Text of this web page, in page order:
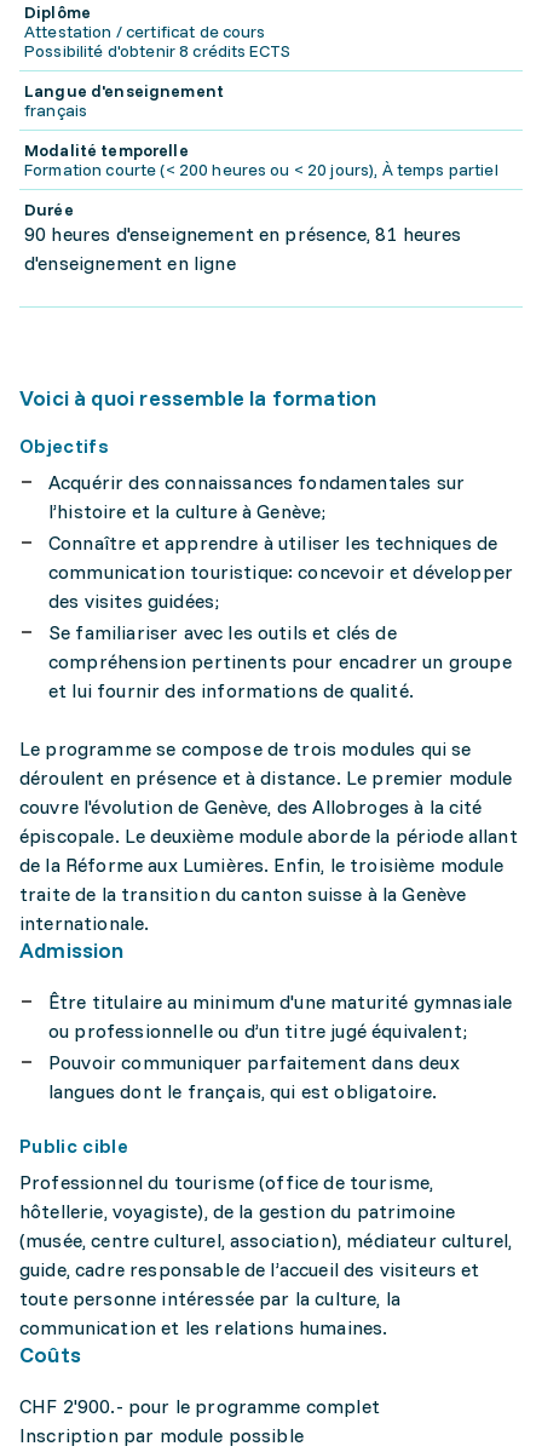
Diplôme
Attestation / certificat de cours
Possibilité d'obtenir 8 crédits ECTS
Langue d'enseignement
français
Modalité temporelle
Formation courte (< 200 heures ou < 20 jours), À temps partiel
Durée
90 heures d'enseignement en présence, 81 heures
d'enseignement en ligne
Voici à quoi ressemble la formation
Objectifs
Acquérir des connaissances fondamentales sur
l’histoire et la culture à Genève;
Connaître et apprendre à utiliser les techniques de
communication touristique: concevoir et développer
des visites guidées;
Se familiariser avec les outils et clés de
compréhension pertinents pour encadrer un groupe
et lui fournir des informations de qualité.
Le programme se compose de trois modules qui se
déroulent en présence et à distance. Le premier module
couvre l'évolution de Genève, des Allobroges à la cité
épiscopale. Le deuxième module aborde la période allant
de la Réforme aux Lumières. Enfin, le troisième module
traite de la transition du canton suisse à la Genève
internationale.
Admission
Être titulaire au minimum d'une maturité gymnasiale
ou professionnelle ou d’un titre jugé équivalent;
Pouvoir communiquer parfaitement dans deux
langues dont le français, qui est obligatoire.
Public cible
Professionnel du tourisme (office de tourisme,
hôtellerie, voyagiste), de la gestion du patrimoine
(musée, centre culturel, association), médiateur culturel,
guide, cadre responsable de l’accueil des visiteurs et
toute personne intéressée par la culture, la
communication et les relations humaines.
Coûts
CHF 2'900.- pour le programme complet
Inscription par module possible